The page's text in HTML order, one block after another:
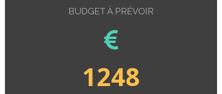
BUDGET À PRÉVOIR
1248